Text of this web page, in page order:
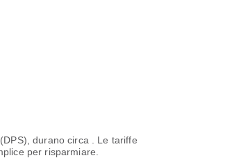
durano circa . Le tariffe
per risparmiare.